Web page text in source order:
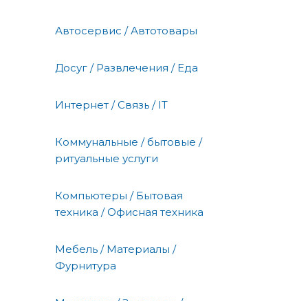
Автосервис / Автотовары
Досуг / Развлечения / Еда
Интернет / Связь / IT
Коммунальные / бытовые /
ритуальные услуги
Компьютеры / Бытовая
техника / Офисная техника
Мебель / Материалы /
Фурнитура